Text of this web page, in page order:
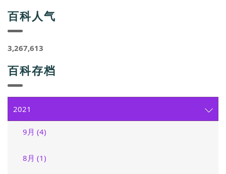
百科人气
3,267,613
百科存档
2021
9月 (4)
8月 (1)